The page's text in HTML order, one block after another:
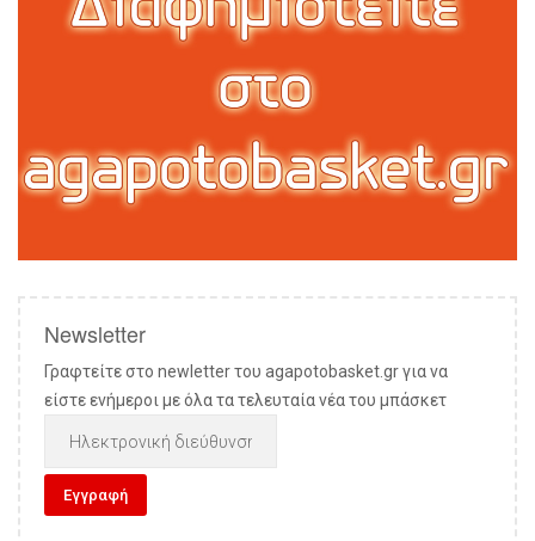
Newsletter
Γραφτείτε στο newletter του agapotobasket.gr για να
είστε ενήμεροι με όλα τα τελευταία νέα του μπάσκετ